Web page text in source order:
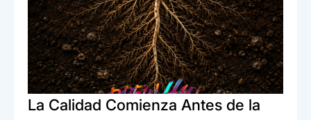
La Calidad Comienza Antes de la